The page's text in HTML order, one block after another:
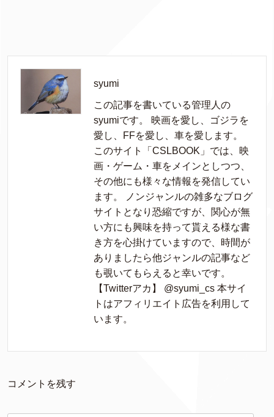
syumi
この記事を書いている管理人の
syumiです。 映画を愛し、ゴジラを
愛し、FFを愛し、車を愛します。
このサイト「CSLBOOK」では、映
画・ゲーム・車をメインとしつつ、
その他にも様々な情報を発信してい
ます。 ノンジャンルの雑多なブログ
サイトとなり恐縮ですが、関心が無
い方にも興味を持って貰える様な書
き方を心掛けていますので、時間が
ありましたら他ジャンルの記事など
も覗いてもらえると幸いです。
【Twitterアカ】 @syumi_cs 本サイ
トはアフィリエイト広告を利用して
います。
コメントを残す